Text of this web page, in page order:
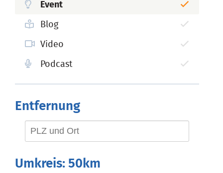
Event
Blog
Video
Podcast
Entfernung
Umkreis: 50km